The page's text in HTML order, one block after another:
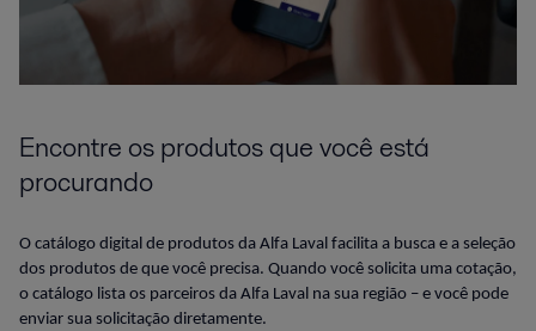
Encontre os produtos que você está
procurando
O catálogo digital de produtos da Alfa Laval facilita a busca e a seleção
dos produtos de que você precisa. Quando você solicita uma cotação,
o catálogo lista os parceiros da Alfa Laval na sua região – e você pode
enviar sua solicitação diretamente.